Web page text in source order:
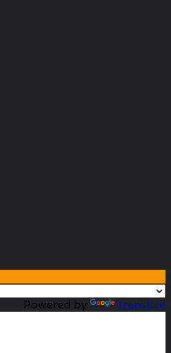
Powered by Translate